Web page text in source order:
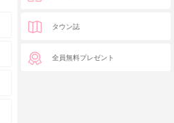
タウン誌
全員無料プレゼント